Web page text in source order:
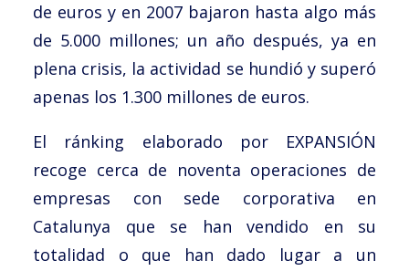
de euros y en 2007 bajaron hasta algo más
de 5.000 millones; un año después, ya en
plena crisis, la actividad se hundió y superó
apenas los 1.300 millones de euros.
El ránking elaborado por EXPANSIÓN
recoge cerca de noventa operaciones de
empresas con sede corporativa en
Catalunya que se han vendido en su
totalidad o que han dado lugar a un